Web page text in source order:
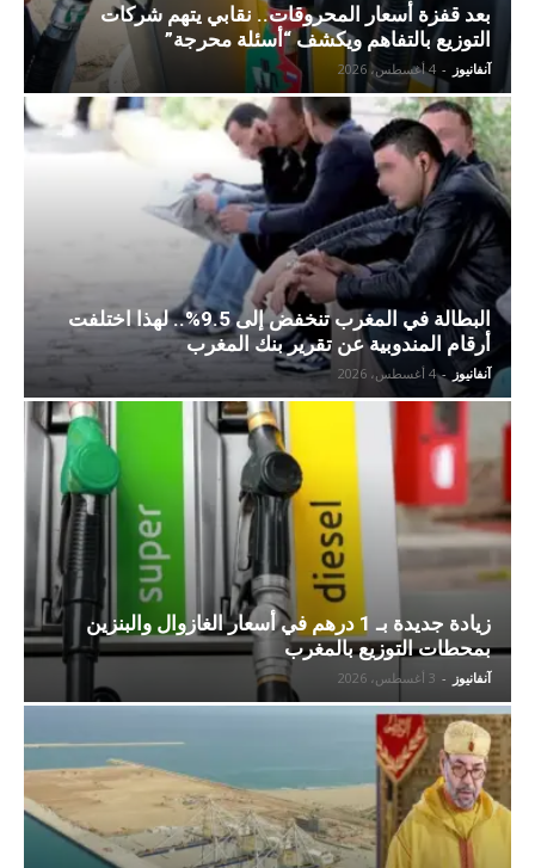
بعد قفزة أسعار المحروقات.. نقابي يتهم شركات
التوزيع بالتفاهم ويكشف “أسئلة محرجة”
آنفانيوز - 4 أغسطس، 2026
البطالة في المغرب تنخفض إلى 9.5%.. لهذا اختلفت
أرقام المندوبية عن تقرير بنك المغرب
آنفانيوز - 4 أغسطس، 2026
زيادة جديدة بـ 1 درهم في أسعار الغازوال والبنزين
بمحطات التوزيع بالمغرب
آنفانيوز - 3 أغسطس، 2026